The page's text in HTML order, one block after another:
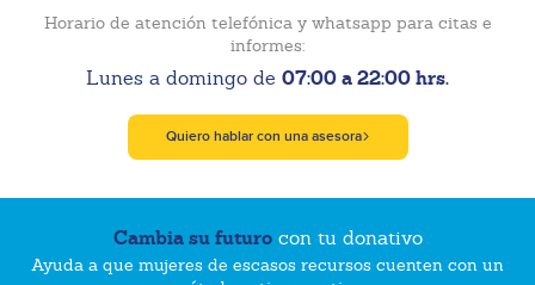
Horario de atención telefónica y whatsapp para citas e
informes:
Lunes a domingo de 07:00 a 22:00 hrs.
Quiero hablar con una asesora
Cambia su futurocon tu donativo
Ayuda a que mujeres de escasos recursos cuenten con un